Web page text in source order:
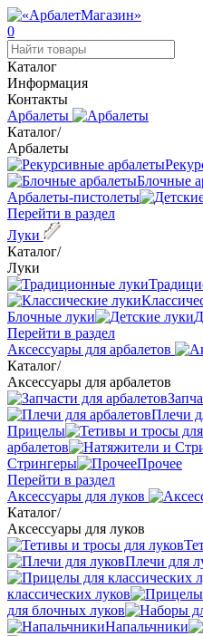
0
Каталог
Информация
Контакты
Арбалеты
Каталог/
Арбалеты
Блочные
Арбалеты-пистолеты
Перейти в раздел
Луки
Каталог/
Луки
Блочные луки
Перейти в раздел
Аксессуары для арбалетов
Каталог/
Аксессуары для арбалетов
Плечи
Прицелы
арбалетов
Стрингеры
Прочее
Перейти в раздел
Аксессуары для луков
Каталог/
Аксессуары для луков
Плечи для
классических луков
для блочных луков
Напальчники